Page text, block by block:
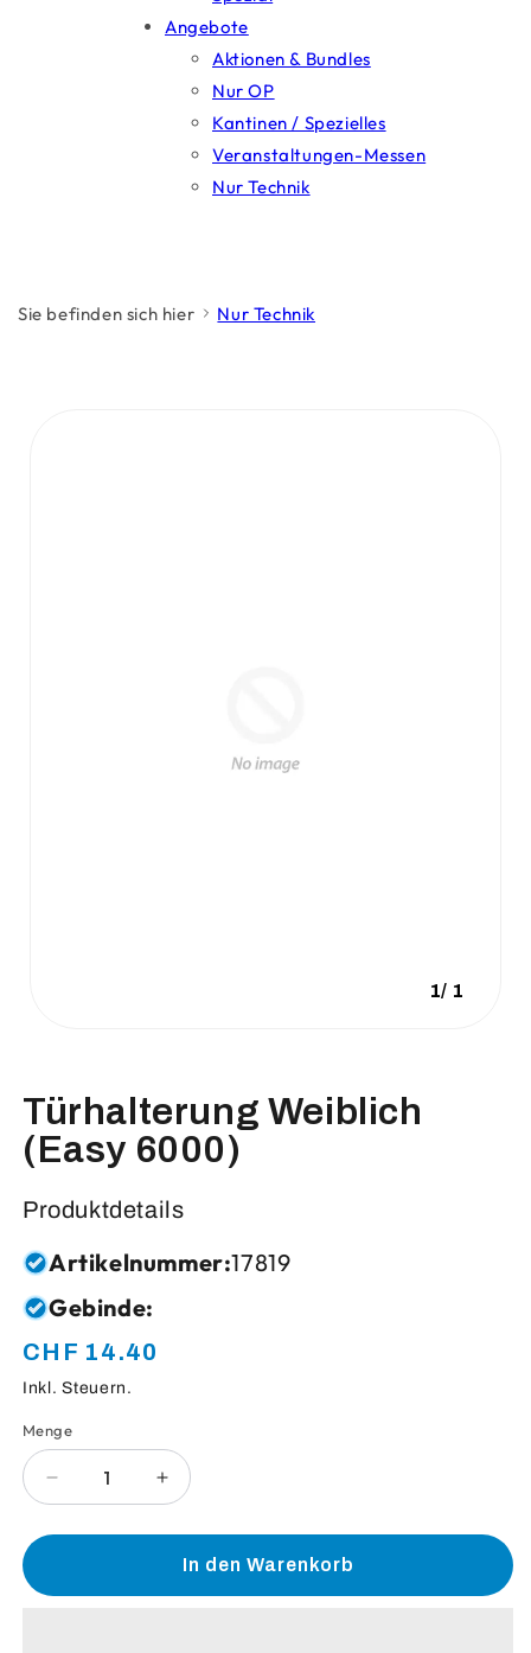
Angebote
Aktionen & Bundles
Nur OP
Kantinen / Spezielles
Veranstaltungen-Messen
Nur Technik
Sie befinden sich hier Nur Technik
1/ 1
Türhalterung Weiblich
(Easy 6000)
Produktdetails
Artikelnummer:17819
Gebinde:
Normaler
Preis
CHF 14.40
Inkl. Steuern.
Anzahl
Menge
Verringere
die
Menge
Erhöhe
die
Menge
fürIn den Warenkorb